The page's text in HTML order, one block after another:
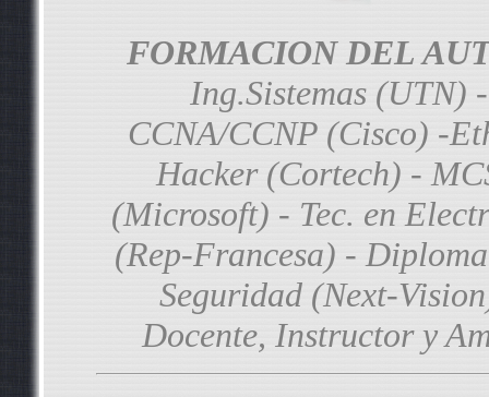
FORMACION DEL
Ing.Sistemas (UTN) -
CCNA/CCNP (Cisco) -
Hacker (Cortech) -
(Microsoft) - Tec. en
(Rep-Francesa) -
Seguridad (Next-
Docente, Instructor y